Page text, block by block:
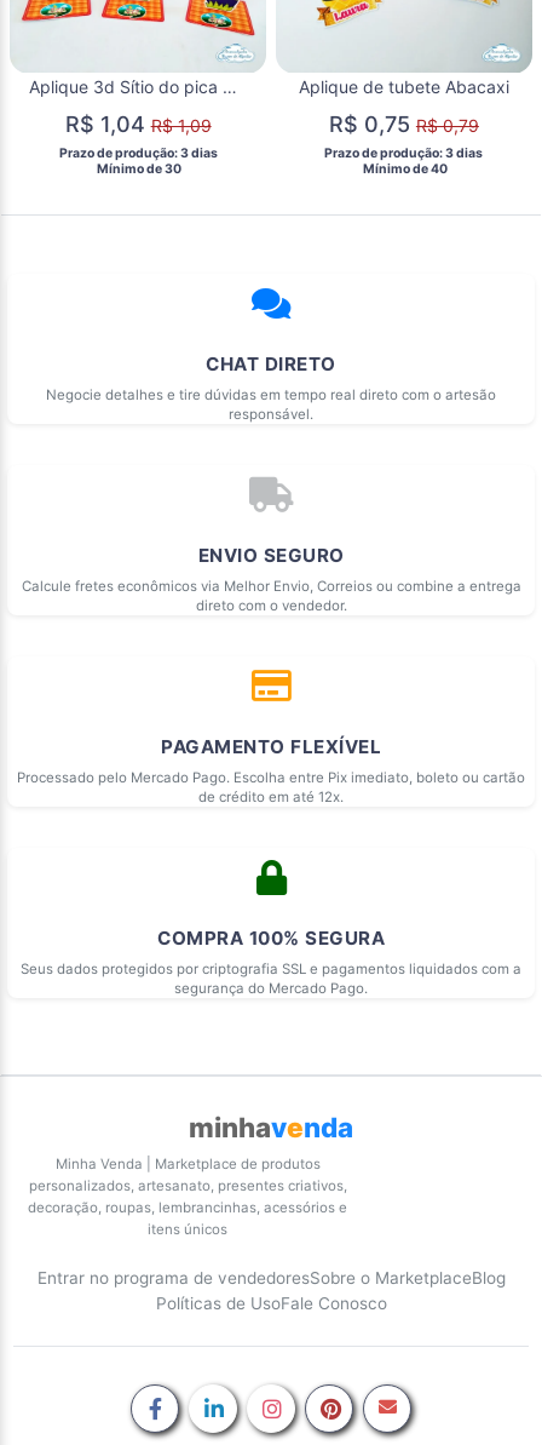
Aplique 3d Sítio do pica pau amarelo
R$ 1,04R$ 1,09
Prazo de produção: 3 dias
  Mínimo de 30
Aplique de tubete Abacaxi
R$ 0,75R$ 0,79
Prazo de produção: 3 dias
  Mínimo de 40
CHAT DIRETO
Negocie detalhes e tire dúvidas em tempo real direto com o artesão
responsável.
ENVIO SEGURO
Calcule fretes econômicos via Melhor Envio, Correios ou combine a entrega
direto com o vendedor.
PAGAMENTO FLEXÍVEL
Processado pelo Mercado Pago. Escolha entre Pix imediato, boleto ou cartão
de crédito em até 12x.
COMPRA 100% SEGURA
Seus dados protegidos por criptografia SSL e pagamentos liquidados com a
segurança do Mercado Pago.
minhavenda
Minha Venda | Marketplace de produtos
personalizados, artesanato, presentes criativos,
decoração, roupas, lembrancinhas, acessórios e
itens únicos
Entrar no programa de vendedoresSobre o MarketplaceBlog
Políticas de UsoFale Conosco